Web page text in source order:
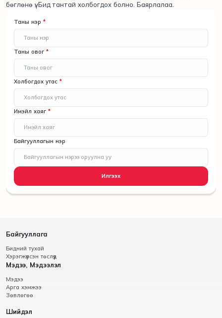
бөглөнө үү. Бид тантай холбогдох болно. Баярлалаа.
Таны нэр *
Таны овог *
Холбогдох утас *
Имэйл хаяг *
Байгууллагын нэр
Илгээх
Байгууллага
Бидний тухай
Хэрэгжүүлсэн төслүүд
Мэдээ, Мэдээлэл
Мэдээ
Арга хэмжээ
Зөвлөгөө
Шийдэл